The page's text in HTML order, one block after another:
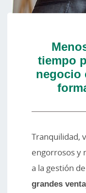
tiempo
negocio
Tranquilidad,
engorrosos y
a la gestión
grandes